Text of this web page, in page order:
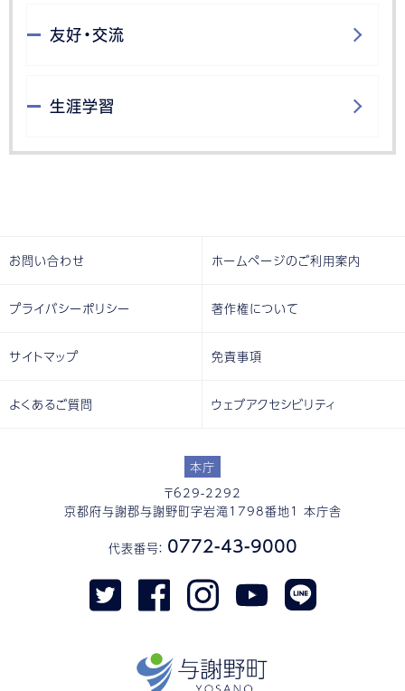
友好・交流
生涯学習
本庁
〒629-2292
京都府与謝郡与謝野町字岩滝1798番地1 本庁舎
代表番号： 0772-43-9000
お問い合わせ ホームページのご利用案内
プライバシーポリシー 著作権について
サイトマップ 免責事項
よくあるご質問 ウェブアクセシビリティ